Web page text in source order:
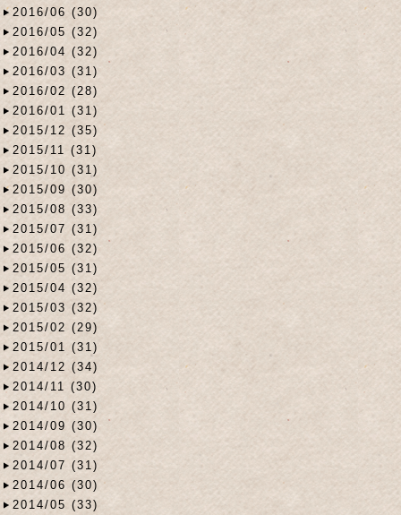
2016/06 (30)
2016/05 (32)
2016/04 (32)
2016/03 (31)
2016/02 (28)
2016/01 (31)
2015/12 (35)
2015/11 (31)
2015/10 (31)
2015/09 (30)
2015/08 (33)
2015/07 (31)
2015/06 (32)
2015/05 (31)
2015/04 (32)
2015/03 (32)
2015/02 (29)
2015/01 (31)
2014/12 (34)
2014/11 (30)
2014/10 (31)
2014/09 (30)
2014/08 (32)
2014/07 (31)
2014/06 (30)
2014/05 (33)